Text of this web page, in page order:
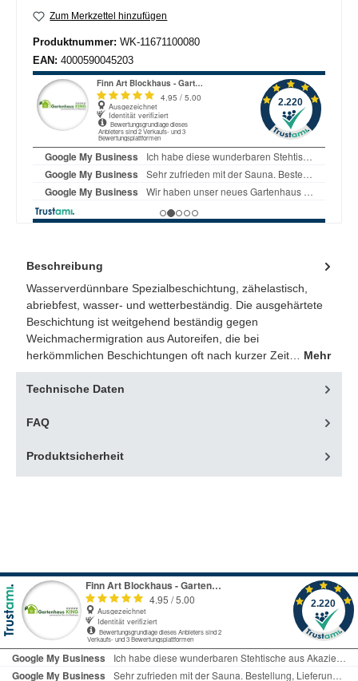
Zum Merkzettel hinzufügen
Produktnummer: WK-11671100080
EAN: 4000590045203
Beschreibung
Wasserverdünnbare Spezialbeschichtung, zähelastisch,
abriebfest, wasser- und wetterbeständig. Die ausgehärtete
Beschichtung ist weitgehend beständig gegen
Weichmachermigration aus Autoreifen, die bei
herkömmlichen Beschichtungen oft nach kurzer Zeit… Mehr
Technische Daten
FAQ
Produktsicherheit